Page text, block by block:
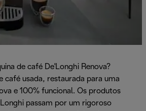
de café De'Longhi Renova?
café usada, restaurada para uma
e 100% funcional. Os produtos
passam por um rigoroso